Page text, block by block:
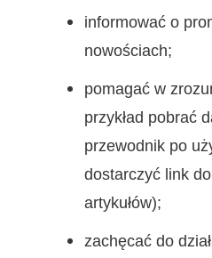
informować o
nowościach;
pomagać w
przykład pobrać
przewodnik po
dostarczyć link
artykułów);
zachęcać do